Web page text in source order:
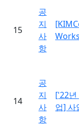
15
공
지
사
항
14
공
지
사
항
['22년
업] 사